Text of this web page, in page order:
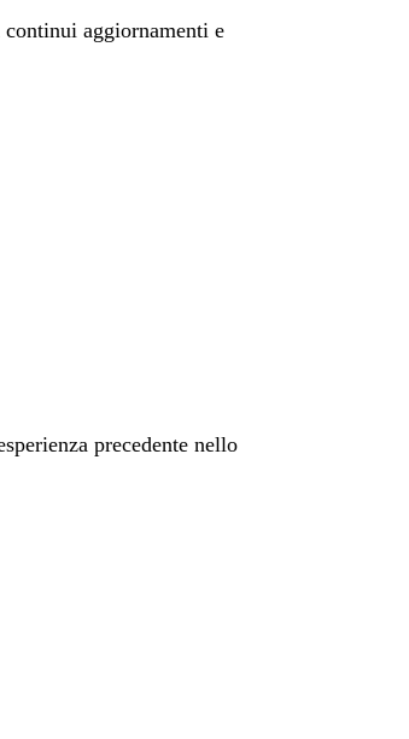
aggiornamenti e
precedente nello